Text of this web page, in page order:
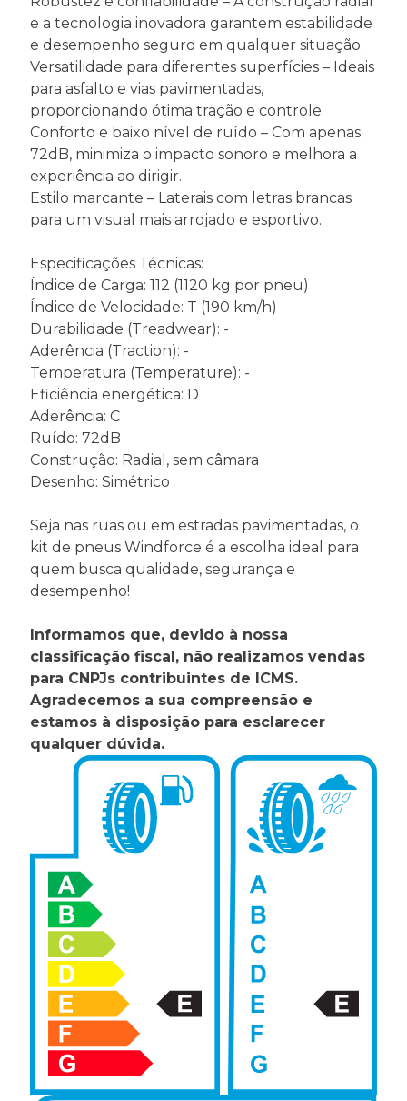
e a tecnologia inovadora garantem estabilidade
e desempenho seguro em qualquer situação.
Versatilidade para diferentes superfícies – Ideais
para asfalto e vias pavimentadas,
proporcionando ótima tração e controle.
Conforto e baixo nível de ruído – Com apenas
72dB, minimiza o impacto sonoro e melhora a
experiência ao dirigir.
Estilo marcante – Laterais com letras brancas
para um visual mais arrojado e esportivo.
Especificações Técnicas:
Índice de Carga: 112 (1120 kg por pneu)
Índice de Velocidade: T (190 km/h)
Durabilidade (Treadwear): -
Aderência (Traction): -
Temperatura (Temperature): -
Eficiência energética: D
Aderência: C
Ruído: 72dB
Construção: Radial, sem câmara
Desenho: Simétrico
Seja nas ruas ou em estradas pavimentadas, o
kit de pneus Windforce é a escolha ideal para
quem busca qualidade, segurança e
desempenho!
Informamos que, devido à nossa
classificação fiscal, não realizamos vendas
para CNPJs contribuintes de ICMS.
Agradecemos a sua compreensão e
estamos à disposição para esclarecer
qualquer dúvida.